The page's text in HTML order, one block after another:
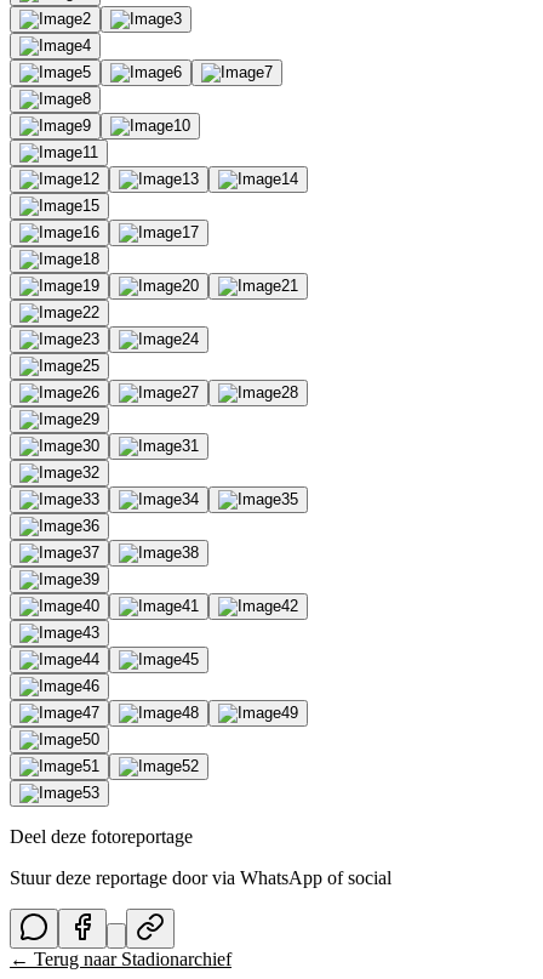
Deel deze fotoreportage
Stuur deze reportage door via WhatsApp of social
← Terug naar Stadionarchief